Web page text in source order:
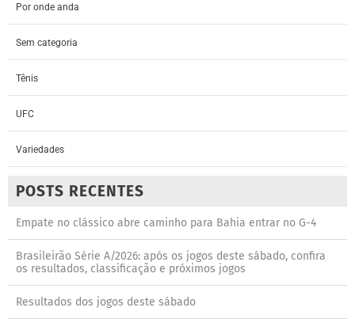
Por onde anda
Sem categoria
Tênis
UFC
Variedades
POSTS RECENTES
Empate no clássico abre caminho para Bahia entrar no G-4
Brasileirão Série A/2026: após os jogos deste sábado, confira
os resultados, classificação e próximos jogos
Resultados dos jogos deste sábado